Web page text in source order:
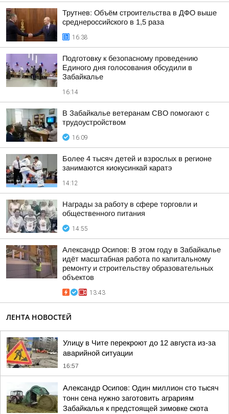
Трутнев: Объём строительства в ДФО выше
среднероссийского в 1,5 раза
16:38
Подготовку к безопасному проведению
Единого дня голосования обсудили в
Забайкалье
16:14
В Забайкалье ветеранам СВО помогают с
трудоустройством
16:09
Более 4 тысяч детей и взрослых в регионе
занимаются киокусинкай каратэ
14:12
Награды за работу в сфере торговли и
общественного питания
14:55
Александр Осипов: В этом году в Забайкалье
идёт масштабная работа по капитальному
ремонту и строительству образовательных
объектов
13:43
ЛЕНТА НОВОСТЕЙ
Улицу в Чите перекроют до 12 августа из-за
аварийной ситуации
16:57
Александр Осипов: Один миллион сто тысяч
тонн сена нужно заготовить аграриям
Забайкалья к предстоящей зимовке скота